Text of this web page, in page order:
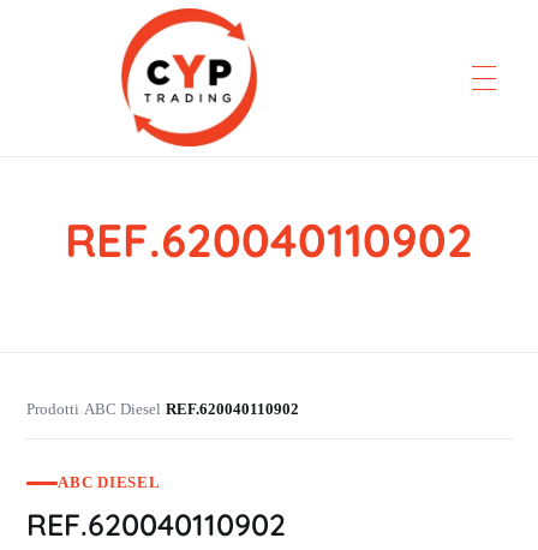
CYP Trading
Professionelle Ersatzteilbeschaffung
REF.620040110902
Prodotti›ABC Diesel›REF.620040110902
ABC DIESEL
REF.620040110902